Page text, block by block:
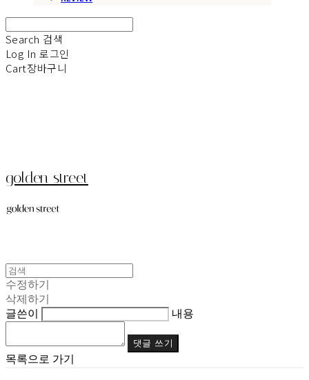
Search 검색
Log In 로그인
Cart장바구니
golden street
수정하기
삭제하기
글쓴이
내용
댓글 쓰기
목록으로 가기